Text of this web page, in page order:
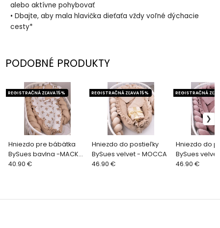
alebo aktívne pohybovať
• Dbajte, aby mala hlavička dieťaťa vždy voľné dýchacie
cesty*
PODOBNÉ PRODUKTY
Hniezdo pre bábätka
BySues bavlna -MACKO
PIESKOVÁ
REGISTRAČNÁ ZĽAVA 15%
40.90 €
Hniezdo do postieľky
BySues velvet - MOCCA
REGISTRAČNÁ ZĽAVA 15%
46.90 €
Hniezdo do
BySues
REGISTRAČNÁ
46.90 €